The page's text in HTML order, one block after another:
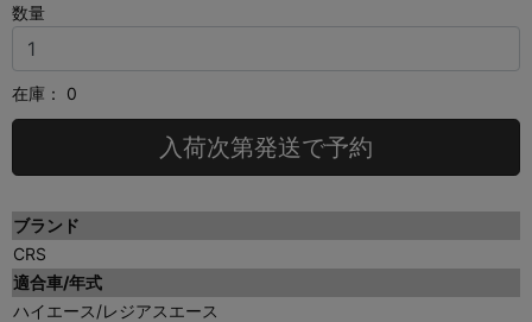
数量
在庫： 0
入荷次第発送で予約
ブランド
CRS
適合車/年式
ハイエース/レジアスエース